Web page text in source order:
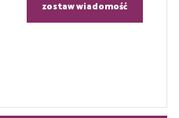
zostaw wiadomość